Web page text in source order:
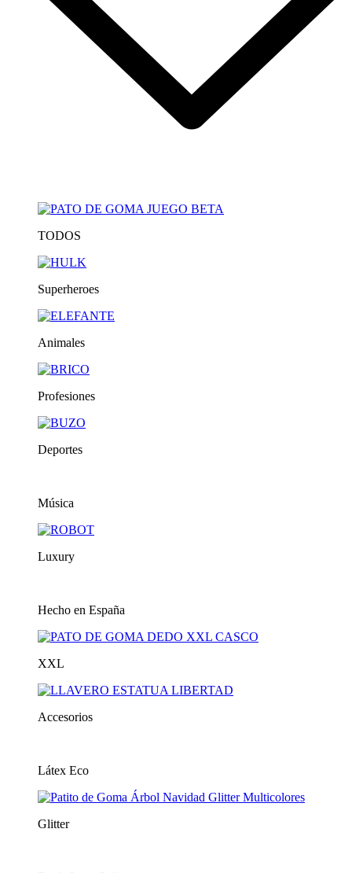
TODOS
Superheroes
Animales
Profesiones
Deportes
Música
Luxury
Hecho en España
XXL
Accesorios
Látex Eco
Glitter